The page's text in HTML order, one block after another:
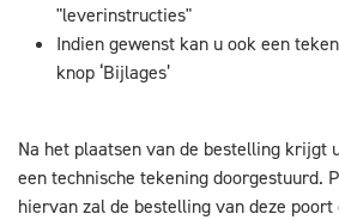
"leverinstructies"
Indien gewenst kan u ook een
knop ‘Bijlages’
Na het plaatsen van de bestelling krijgt
een technische tekening doorgestuurd.
hiervan zal de bestelling van deze